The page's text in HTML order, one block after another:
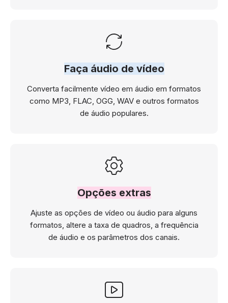
Faça áudio de vídeo
Converta facilmente vídeo em áudio em formatos
como MP3, FLAC, OGG, WAV e outros formatos
de áudio populares.
Opções extras
Ajuste as opções de vídeo ou áudio para alguns
formatos, altere a taxa de quadros, a frequência
de áudio e os parâmetros dos canais.